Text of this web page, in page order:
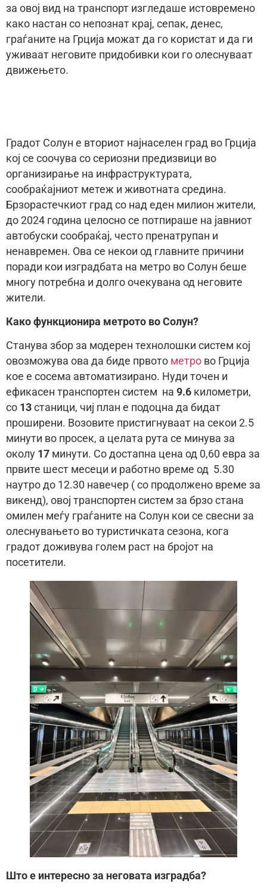
за овој вид на транспорт изгледаше истовремено
како настан со непознат крај, сепак, денес,
граѓаните на Грција можат да го користат и да ги
уживаат неговите придобивки кои го олеснуваат
движењето.
Градот Солун е вториот најнаселен град во Грција
кој се соочува со сериозни предизвици во
организирање на инфраструктурата,
сообраќајниот метеж и животната средина.
Брзорастечкиот град со над еден милион жители,
до 2024 година целосно се потпираше на јавниот
автобуски сообраќај, често пренатрупан и
ненавремен. Ова се некои од главните причини
поради кои изградбата на метро во Солун беше
многу потребна и долго очекувана од неговите
жители.
Како функционира метрото во Солун?
Станува збор за модерен технолошки систем кој
овозможува ова да биде првото метро во Грција
кое е сосема автоматизирано. Нуди точен и
ефикасен транспортен систем на 9.6 километри,
со 13 станици, чиј план е подоцна да бидат
проширени. Возовите пристигнуваат на секои 2.5
минути во просек, а целата рута се минува за
околу 17 минути. Со достапна цена од 0,60 евра за
првите шест месеци и работно време од 5.30
наутро до 12.30 навечер ( со продолжено време за
викенд), овој транспортен систем за брзо стана
омилен меѓу граѓаните на Солун кои се свесни за
олеснувањето во туристичката сезона, кога
градот доживува голем раст на бројот на
посетители.
Што е интересно за неговата изградба?